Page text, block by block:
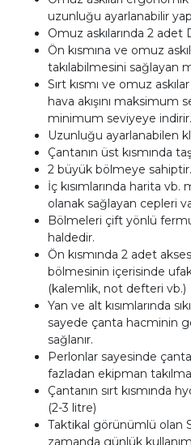
uzunluğu ayarlanabilir
Omuz askılarında 2 adet
Ön kısmına ve omuz
takılabilmesini sağlayan
Sırt kısmı ve omuz
hava akışını maksimum
minimum seviyeye indirir.
Uzunluğu ayarlanabilen
Çantanın üst kısmında
2 büyük bölmeye sahiptir.
İç kısımlarında harita
olanak sağlayan cepleri
Bölmeleri çift yönlü
haldedir.
Ön kısmında 2 adet
bölmesinin içerisinde
(kalemlik, not defteri vb.)
Yan ve alt kısımlarında
sayede çanta hacminin
sağlanır.
Perlonlar sayesinde
fazladan ekipman
Çantanın sırt kısmında
(2-3 litre)
Taktikal görünümlü olan